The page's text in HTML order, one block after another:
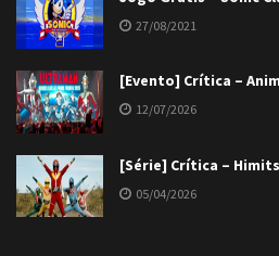
27/08/2021
[Evento] Crítica –
12/07/2026
[Série] Crítica –
05/04/2026